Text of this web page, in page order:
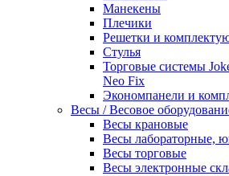
Манекены
Плечики
Решетки и
Стулья
Торговые системы
Neo Fix
Экономпанели и
Весы / Весовое
Весы крановые
Весы лабораторные,
Весы торговые
Весы электронные